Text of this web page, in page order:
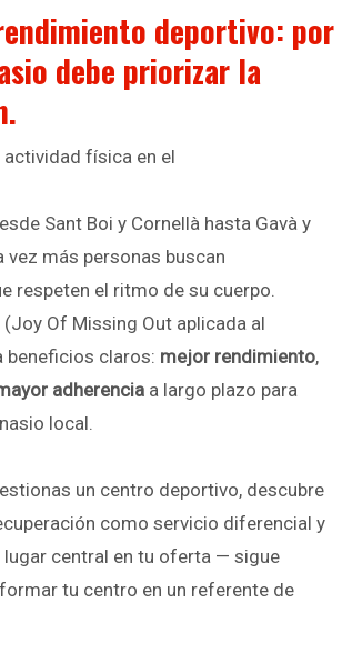
deportivo: por
debe priorizar la
actividad física en el
Sant Boi y Cornellà hasta Gavà y
vez más personas buscan
respeten el ritmo de su cuerpo.
(Joy Of Missing Out aplicada al
beneficios claros: mejor rendimiento,
adherencia a largo plazo para
local.
un centro deportivo, descubre
como servicio diferencial y
lugar central en tu oferta — sigue
tu centro en un referente de